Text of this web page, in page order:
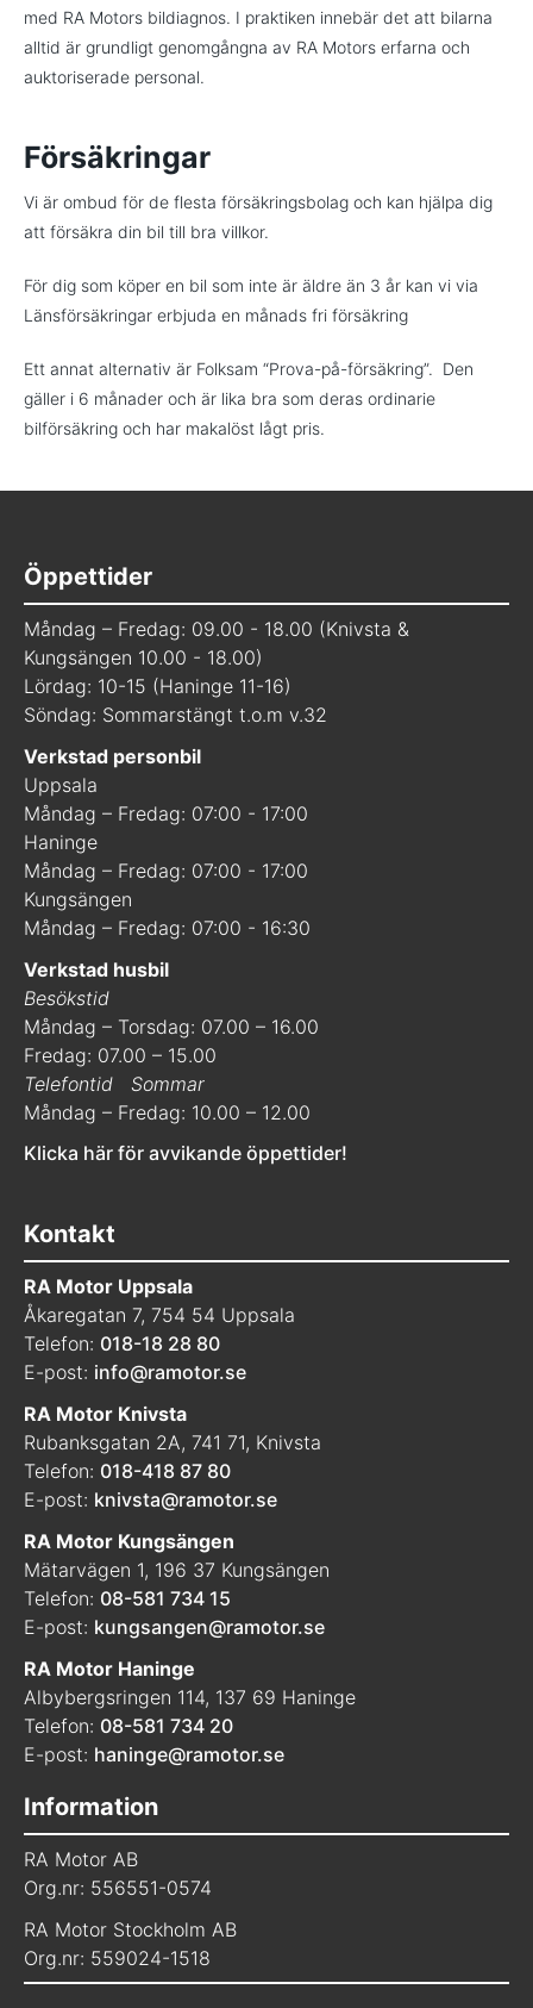
med RA Motors bildiagnos. I praktiken innebär det att bilarna
alltid är grundligt genomgångna av RA Motors erfarna och
auktoriserade personal.
Försäkringar
Vi är ombud för de flesta försäkringsbolag och kan hjälpa dig
att försäkra din bil till bra villkor.
För dig som köper en bil som inte är äldre än 3 år kan vi via
Länsförsäkringar erbjuda en månads fri försäkring
Ett annat alternativ är Folksam “Prova-på-försäkring”. Den
gäller i 6 månader och är lika bra som deras ordinarie
bilförsäkring och har makalöst lågt pris.
Öppettider
Måndag – Fredag: 09.00 - 18.00 (Knivsta &
Kungsängen 10.00 - 18.00)
Lördag: 10-15 (Haninge 11-16)
Söndag: Sommarstängt t.o.m v.32
Verkstad personbil
Uppsala
Måndag – Fredag: 07:00 - 17:00
Haninge
Måndag – Fredag: 07:00 - 17:00
Kungsängen
Måndag – Fredag: 07:00 - 16:30
Verkstad husbil
Besökstid
Måndag – Torsdag: 07.00 – 16.00
Fredag: 07.00 – 15.00
Telefontid
Sommar
Måndag – Fredag: 10.00 – 12.00
Klicka här för avvikande öppettider!
Kontakt
RA Motor Uppsala
Åkaregatan 7, 754 54 Uppsala
Telefon: 018-18 28 80
E-post: info@ramotor.se
RA Motor Knivsta
Rubanksgatan 2A, 741 71, Knivsta
Telefon: 018-418 87 80
E-post: knivsta@ramotor.se
RA Motor Kungsängen
Mätarvägen 1, 196 37 Kungsängen
Telefon: 08-581 734 15
E-post: kungsangen@ramotor.se
RA Motor Haninge
Albybergsringen 114, 137 69 Haninge
Telefon: 08-581 734 20
E-post: haninge@ramotor.se
Information
RA Motor AB
Org.nr: 556551-0574
RA Motor Stockholm AB
Org.nr: 559024-1518